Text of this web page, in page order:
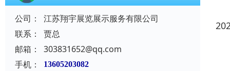
公司：
江苏翔宇展览展示服务有限公司
联系：
贾总
邮箱：
303831652@qq.com
手机：
13605203082